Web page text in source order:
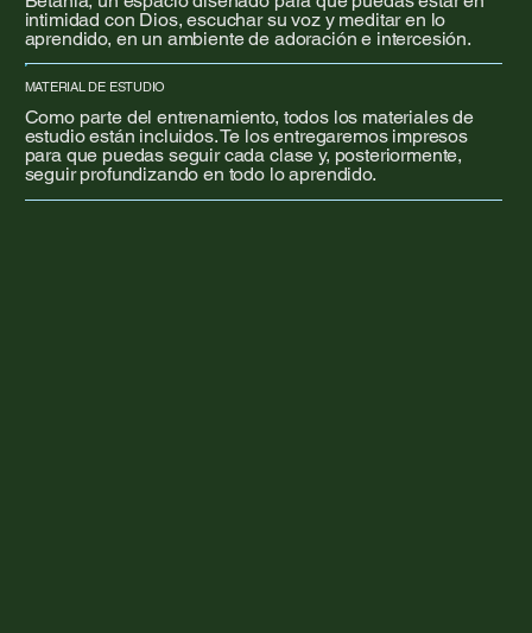
intimidad con Dios, escuchar su voz y meditar en lo
aprendido, en un ambiente de adoración e intercesión.
MATERIAL DE ESTUDIO
Como parte del entrenamiento, todos los materiales de
estudio están incluidos. Te los entregaremos impresos
para que puedas seguir cada clase y, posteriormente,
seguir profundizando en todo lo aprendido.